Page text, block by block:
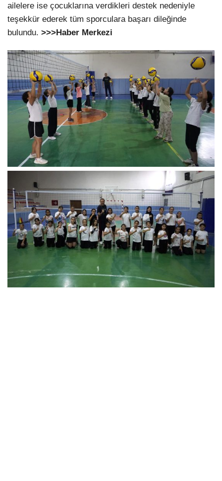
ailelere ise çocuklarına verdikleri destek nedeniyle
teşekkür ederek tüm sporculara başarı dileğinde
bulundu. >>>Haber Merkezi